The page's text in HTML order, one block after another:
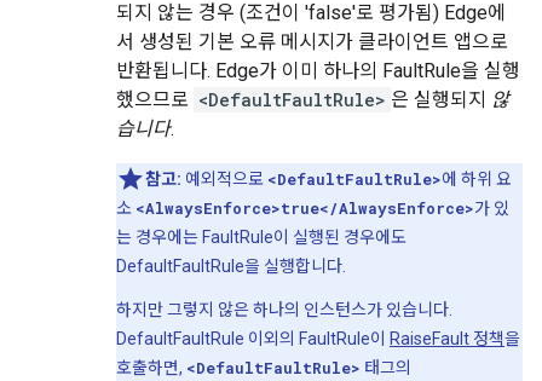
되지 않는 경우 (조건이 'false'로 평가됨) Edge에
서 생성된 기본 오류 메시지가 클라이언트 앱으로
반환됩니다. Edge가 이미 하나의 FaultRule을 실행
했으므로 <DefaultFaultRule> 은 실행되지 않
습니다.
참고: 예외적으로 <DefaultFaultRule>에 하위 요
소 <AlwaysEnforce>true</AlwaysEnforce>가 있
는 경우에는 FaultRule이 실행된 경우에도
DefaultFaultRule을 실행합니다.
하지만 그렇지 않은 하나의 인스턴스가 있습니다.
DefaultFaultRule 이외의 FaultRule이
RaiseFault 정책을
호출하면, <DefaultFaultRule> 태그의